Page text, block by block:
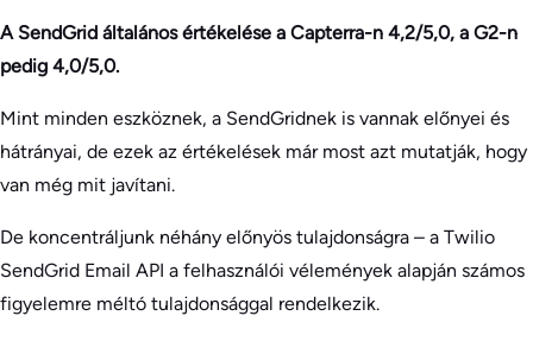
A SendGrid általános értékelése a Capterra-n 4,2/5,0, a G2-n
pedig 4,0/5,0.
Mint minden eszköznek, a SendGridnek is vannak előnyei és
hátrányai, de ezek az értékelések már most azt mutatják, hogy
van még mit javítani.
De koncentráljunk néhány előnyös tulajdonságra – a Twilio
SendGrid Email API a felhasználói vélemények alapján számos
figyelemre méltó tulajdonsággal rendelkezik.